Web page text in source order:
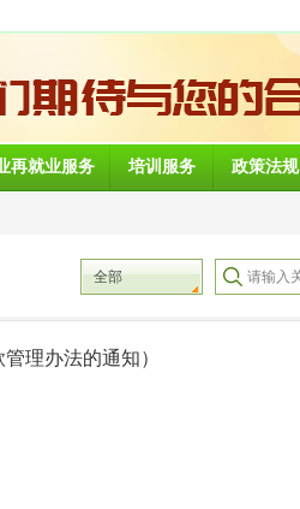
再就业服务 培训服务 政策法规
全部
理办法的通知）